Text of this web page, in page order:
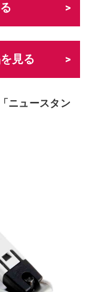
見る
ニュースタン